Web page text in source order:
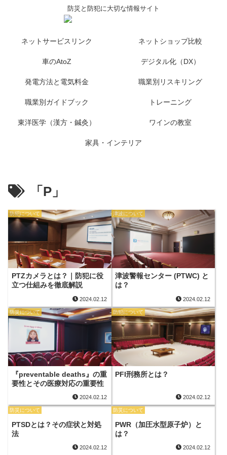
防災と防犯に大切な情報サイト
ネットサービスリンク ネットショップ比較
車のAtoZ デジタル化（DX）
発電方法と電気料金 職業別リスキリング
職業別ガイドブック トレーニング
東洋医学（漢方・鍼灸） ワインの教室
家具・インテリア
「P」
防犯について
PTZカメラとは？｜防犯に役
立つ仕組みを徹底解説
2024.02.12
津波について
津波警報センター (PTWC) と
は？
2024.02.12
防災について
『preventable deaths』の重
要性とその医療対応の重要性
2024.02.12
防犯について
PFI刑務所とは？
2024.02.12
防災について
PTSDとは？その症状と対処
法
2024.02.12
防災について
PWR（加圧水型原子炉）と
は？
2024.02.12